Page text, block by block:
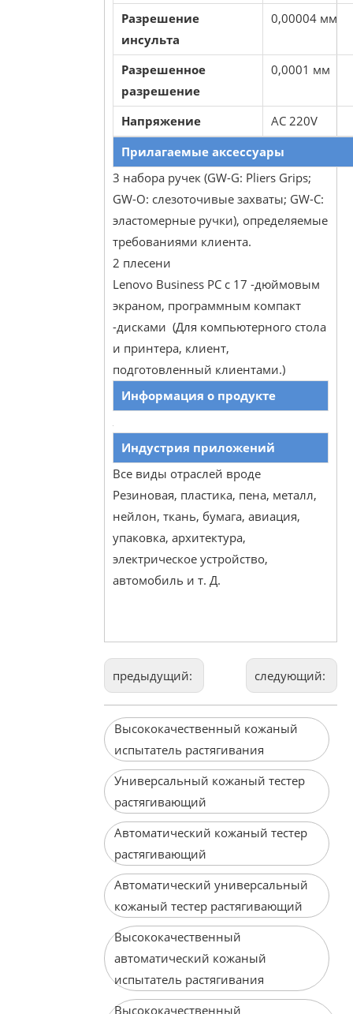
Разрешение
инсульта
0,00004 мм
Разрешенное
разрешение
0,0001 мм
Напряжение
AC 220V
Прилагаемые аксессуары
3 набора ручек (GW-G: Pliers Grips;
GW-O: слезоточивые захваты; GW-C:
эластомерные ручки), определяемые
требованиями клиента.
2 плесени
Lenovo Business PC с 17 -дюймовым
экраном, программным компакт
-дисками (Для компьютерного стола
и принтера, клиент,
подготовленный клиентами.)
Информация о продукте
Индустрия приложений
Все виды отраслей вроде
Резиновая, пластика, пена, металл,
нейлон, ткань, бумага, авиация,
упаковка, архитектура,
электрическое устройство,
автомобиль и т. Д.
предыдущий: следующий:
Высококачественный кожаный
испытатель растягивания
Универсальный кожаный тестер
растягивающий
Автоматический кожаный тестер
растягивающий
Автоматический универсальный
кожаный тестер растягивающий
Высококачественный
автоматический кожаный
испытатель растягивания
Высококачественный